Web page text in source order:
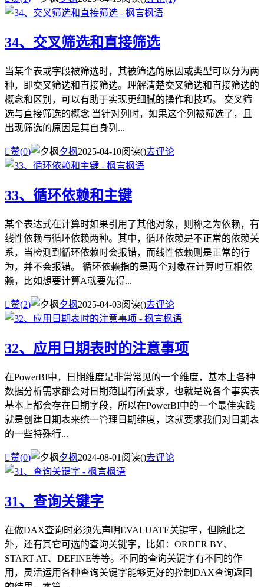
34、交叉筛选和直接筛选
当某个表或字段被筛选时，其被筛选的原因或类型可以分为两
种，即交叉筛选和直接筛选。理解清楚交叉筛选和直接筛选的
概念和区别，可以有助于实现更细腻的操作和技巧。 交叉筛
选与直接筛选的概念 当针对列时，如果这个列被筛选了，且
出现筛选的原因是其自身列...
赞(0) 夕枫2025-04-10阅读()去评论
33、循环依赖和主键
某个表达式在计算时如果引用了其他对象，则称之为依赖，有
线性依赖与循环依赖两种。其中，循环依赖是不正常的依赖关
系，当检测到循环依赖时会报错，而线性依赖则是正常的行
为，并不会报错。 循环依赖指的是两个对象在计算时互相依
赖，比如想要计算A就要先得...
赞(2) 夕枫2025-04-03阅读()去评论
32、应用日期表时的注意事项
在PowerBI中，日期维度是非常常见的一个维度，基本上各种
数据分析需求都会对日期范围有所要求，也就是说各个事实表
基本上都会存在日期字段，所以在PowerBI中的一个最佳实践
就是创建日期表来统一管理日期维度，这就要求我们对日期表
的一些特殊行...
赞(0) 夕枫2024-08-01 阅读()去评论
31、查询关键字
在做DAX查询时必须先声明EVALUATE关键字，但除此之
外，还有其它可选的查询关键字，比如：ORDER BY、
START AT、DEFINE等等。不同的查询关键字有不同的作
用，灵活运用各种查询关键字能够更好的控制DAX查询返回